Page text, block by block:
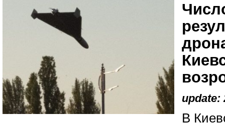
update:
В